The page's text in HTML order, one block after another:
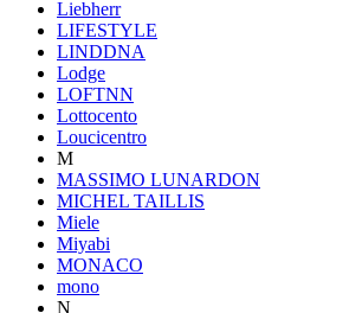
Liebherr
LIFESTYLE
LINDDNA
Lodge
LOFTNN
Lottocento
Loucicentro
M
MASSIMO LUNARDON
MICHEL TAILLIS
Miele
Miyabi
MONACO
mono
N